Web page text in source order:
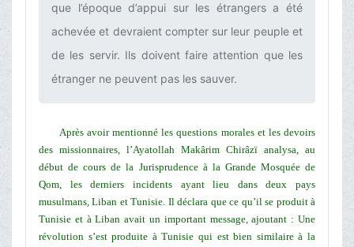
que l’époque d’appui sur les étrangers a été
achevée et devraient compter sur leur peuple et
de les servir. Ils doivent faire attention que les
étranger ne peuvent pas les sauver.‌
Après avoir mentionné les questions morales et les devoirs
des missionnaires, l’Ayatollah Makârim Chirâzï analysa, au
début de cours de la Jurisprudence à la Grande Mosquée de
Qom, les derniers incidents ayant lieu dans deux pays
musulmans, Liban et Tunisie. Il déclara que ce qu’il se produit à
Tunisie et à Liban avait un important message, ajoutant : Une
révolution s’est produite à Tunisie qui est bien similaire à la